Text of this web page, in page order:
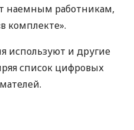
наемным работникам,
комплекте».
используют и другие
список цифровых